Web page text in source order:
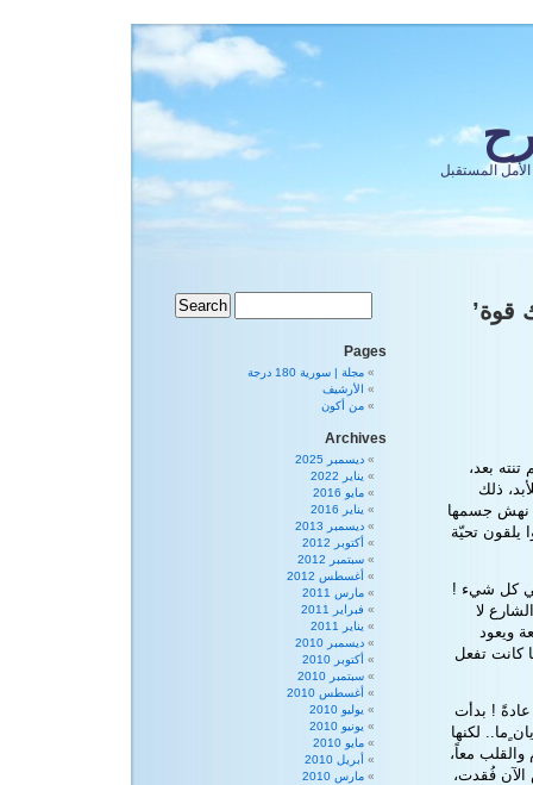
المستقبل
بعد،
ذلك
نهش جسمها
يلقون تحيّة
كل شيء !
لا
ويعود
كانت تفعل
عادةً ! بدأت
ٍما.. لكنها
معاً،
الآن فُقدت،
Pages
مجلة | سورية 180 درجة
الأرشيف
من أكون
Archives
ديسمبر 2025
يناير 2022
مايو 2016
يناير 2016
ديسمبر 2013
أكتوبر 2012
سبتمبر 2012
أغسطس 2012
مارس 2011
فبراير 2011
يناير 2011
ديسمبر 2010
أكتوبر 2010
سبتمبر 2010
أغسطس 2010
يوليو 2010
يونيو 2010
مايو 2010
أبريل 2010
مارس 2010